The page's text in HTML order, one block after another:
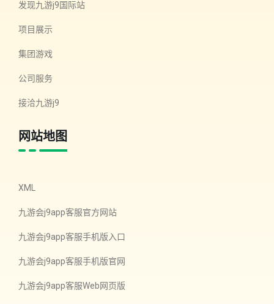
发现九游j9国际站
项目展示
集团游戏
公司服务
接洽九游j9
网站地图
XML
九游会j9app客服官方网站
九游会j9app客服手机版入口
九游会j9app客服手机版官网
九游会j9app客服Web网页版